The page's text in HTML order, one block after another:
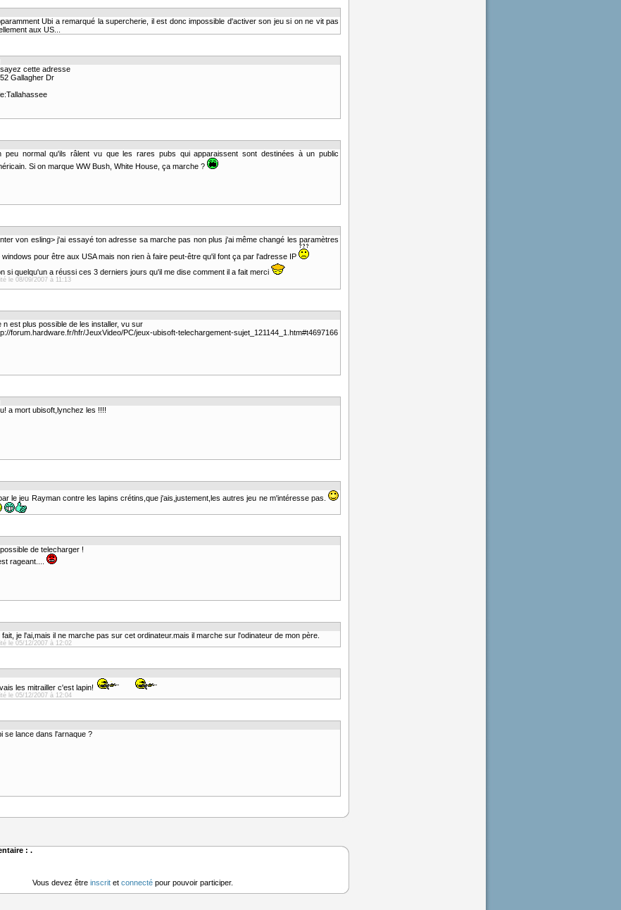
Ubi a remarqué la supercherie, il est donc impossible d'activer son jeu si on ne vit pas
aux US...
cette adresse
Gallagher Dr
peu normal qu'ils râlent vu que les rares pubs qui apparaissent sont destinées à un public
Si on marque WW Bush, White House, ça marche ?
von esling> j'ai essayé ton adresse sa marche pas non plus j'ai même changé les paramètres
windows pour être aux USA mais non rien à faire peut-être qu'il font ça par l'adresse IP
si quelqu'un a réussi ces 3 derniers jours qu'il me dise comment il a fait merci
le 08/09/2007 à 11:13
n est plus possible de les installer, vu sur
forum.hardware.fr/hfr/JeuxVideo/PC/jeux-ubisoft-telechargement-sujet_121144_1.htm#t4697166
a mort ubisoft,lynchez les !!!!
le jeu Rayman contre les lapins crétins,que j'ais,justement,les autres jeu ne m'intéresse pas.
de telecharger !
rageant....
fait, je l'ai,mais il ne marche pas sur cet ordinateur.mais il marche sur l'odinateur de mon père.
le 05/12/2007 à 12:02
les mitrailler c'est lapin!
le 05/12/2007 à 12:04
se lance dans l'arnaque ?
: .
Vous devez être inscritet connectépour pouvoir participer.